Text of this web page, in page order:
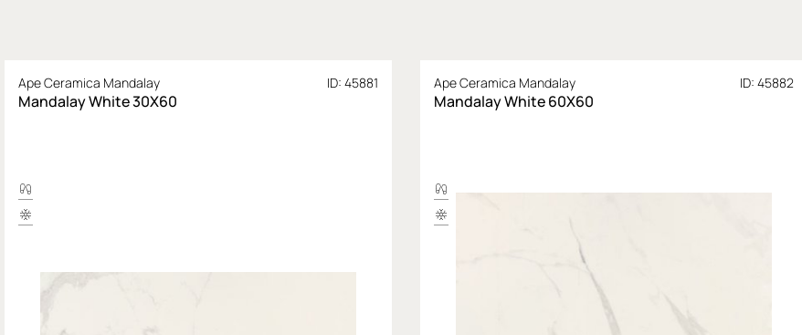
Ape Ceramica Mandalay ID: 45881
Mandalay White 30X60
Ape Ceramica Mandalay ID: 45882
Mandalay White 60X60